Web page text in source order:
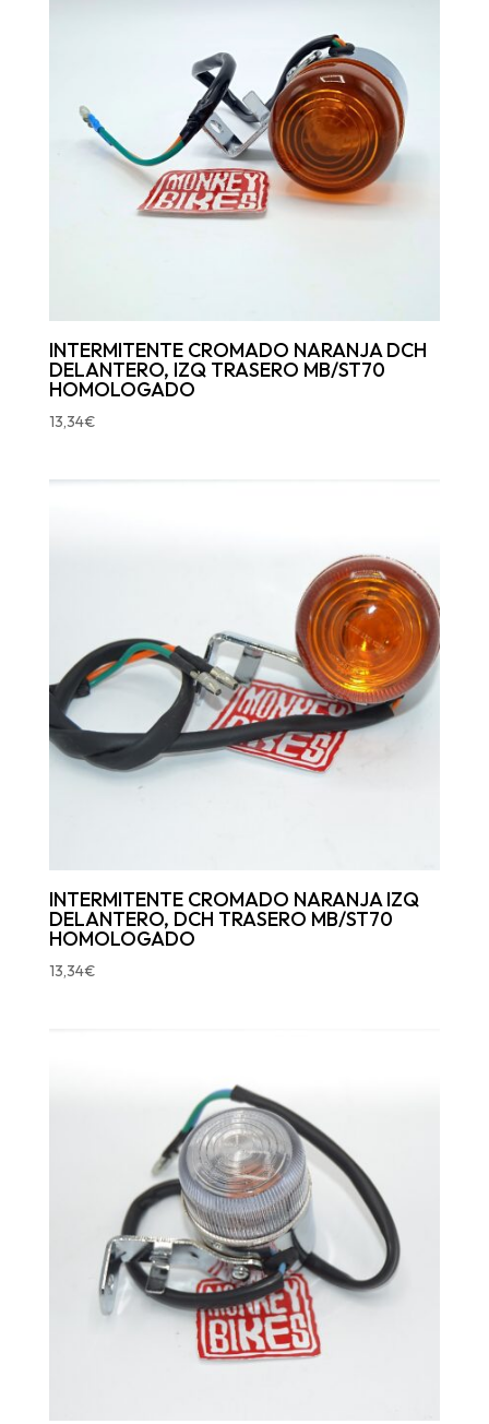
INTERMITENTE CROMADO NARANJA DCH
DELANTERO, IZQ TRASERO MB/ST70
HOMOLOGADO
13,34€
INTERMITENTE CROMADO NARANJA IZQ
DELANTERO, DCH TRASERO MB/ST70
HOMOLOGADO
13,34€